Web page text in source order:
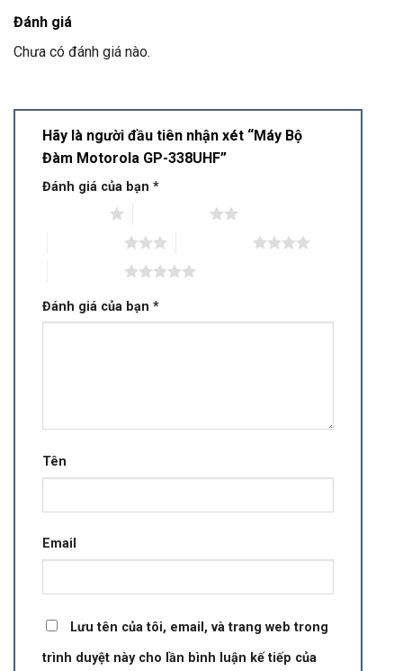
Đánh giá
Chưa có đánh giá nào.
Hãy là người đầu tiên nhận xét “Máy Bộ
Đàm Motorola GP-338UHF”
Đánh giá của bạn *
Đánh giá của bạn *
Tên
Email
Lưu tên của tôi, email, và trang web trong
trình duyệt này cho lần bình luận kế tiếp của